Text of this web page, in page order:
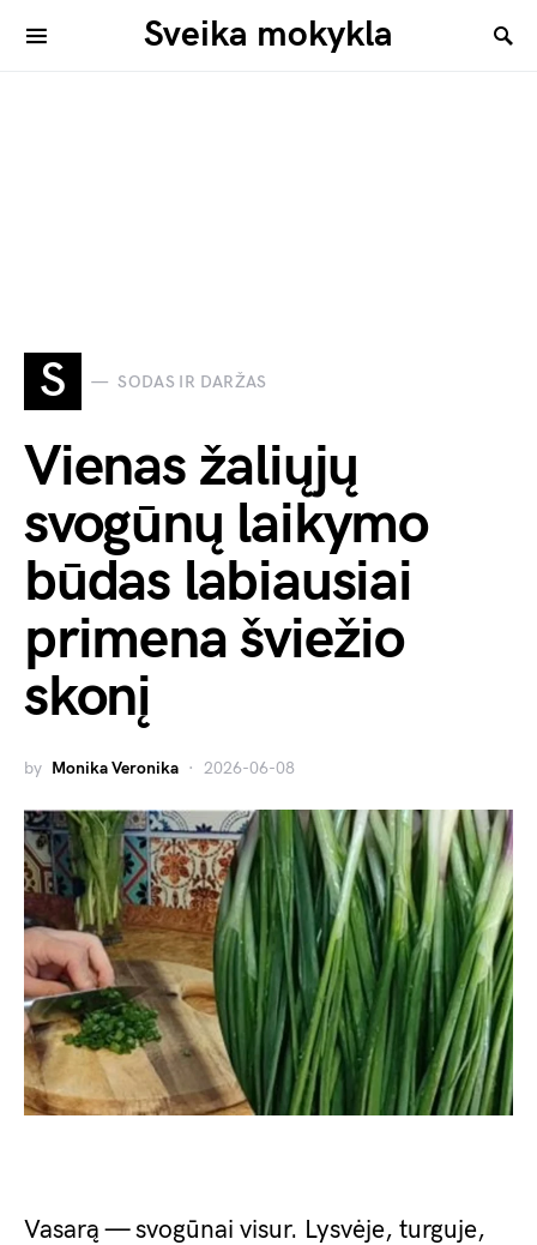
Sveika mokykla
S SODAS IR DARŽAS
Vienas žaliųjų
svogūnų laikymo
būdas labiausiai
primena šviežio
skonį
by Monika Veronika 2026-06-08
Vasarą — svogūnai visur. Lysvėje, turguje,